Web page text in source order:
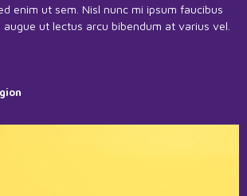
enim ut sem. Nisl nunc mi ipsum faucibus
ut lectus arcu bibendum at varius vel.